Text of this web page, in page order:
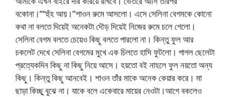
বকোনা।”“হুঁহ আয়।”শাওন রুমে আসলো। এসে সেলিনা বেগমকে কোনো
কথা না বলতে দিয়েই অনেকটা দৌড় দিয়েই নিজের রুমে চলে গেলো।
সেলিনা বেগম বলতে চেয়েও কিছু বলতে পারলো না। কিন্তু ফুল আর
চকলেট দেখে সেলিনা বেগমের মুখে এক চিলতে হাসি ফুটলো। পাগল ছেলেটা
প্রত্যেকদিন কিছু না কিছু নিয়ে আসে। হয়তো বই নাহলে ফুল নয়তো অন্য
কিছু। কিন্তু কিছু আনবেই। শাওন তাঁর মাকে অনেক কেয়ার করে। মা
ছাড়া কিচ্ছু বুঝে না। যাকে বলে একেবারে মায়ের নেওটা।আগে বকলেও